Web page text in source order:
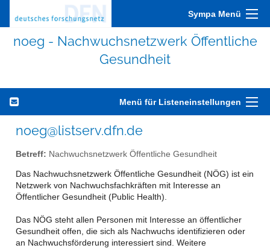
Sympa Menü
noeg - Nachwuchsnetzwerk Öffentliche
Gesundheit
Menü für Listeneinstellungen
noeg@listserv.dfn.de
Betreff: Nachwuchsnetzwerk Öffentliche Gesundheit
Das Nachwuchsnetzwerk Öffentliche Gesundheit (NÖG) ist ein
Netzwerk von Nachwuchsfachkräften mit Interesse an
Öffentlicher Gesundheit (Public Health).
Das NÖG steht allen Personen mit Interesse an öffentlicher
Gesundheit offen, die sich als Nachwuchs identifizieren oder
an Nachwuchsförderung interessiert sind. Weitere